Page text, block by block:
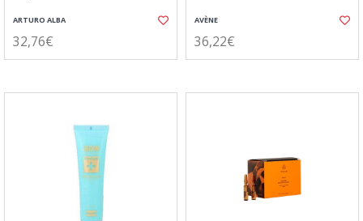
ARTURO ALBA
32,76€
AVÈNE
36,22€